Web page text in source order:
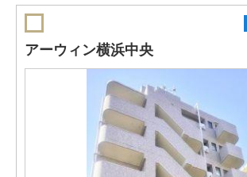
アーウィン横浜中央